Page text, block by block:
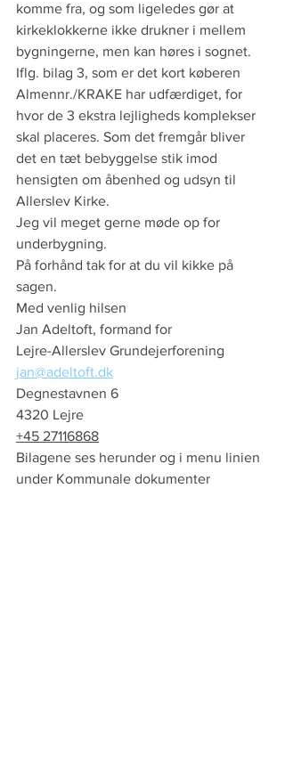
komme fra, og som ligeledes gør at
kirkeklokkerne ikke drukner i mellem
bygningerne, men kan høres i sognet.
Iflg. bilag 3, som er det kort køberen
Almennr./KRAKE har udfærdiget, for
hvor de 3 ekstra lejligheds komplekser
skal placeres. Som det fremgår bliver
det en tæt bebyggelse stik imod
hensigten om åbenhed og udsyn til
Allerslev Kirke.
Jeg vil meget gerne møde op for
underbygning.
På forhånd tak for at du vil kikke på
sagen.
Med venlig hilsen
Jan Adeltoft, formand for
Lejre-Allerslev Grundejerforening
jan@adeltoft.dk
Degnestavnen 6
4320 Lejre
+45 27116868
Bilagene ses herunder og i menu linien
under Kommunale dokumenter